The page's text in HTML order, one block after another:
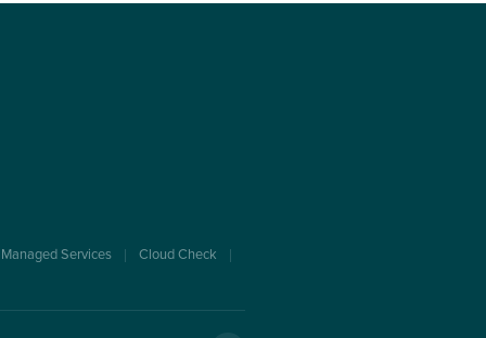
Managed Services Cloud Check